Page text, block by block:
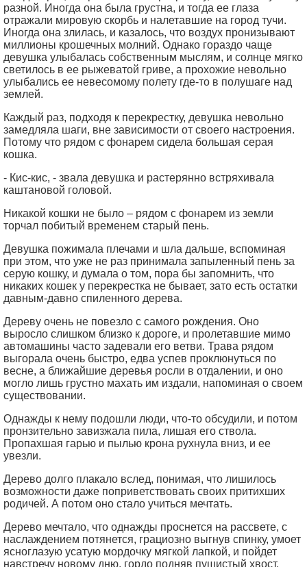
разной. Иногда она была грустна, и тогда ее глаза
отражали мировую скорбь и налетавшие на город тучи.
Иногда она злилась, и казалось, что воздух пронизывают
миллионы крошечных молний. Однако гораздо чаще
девушка улыбалась собственным мыслям, и солнце мягко
светилось в ее рыжеватой гриве, а прохожие невольно
улыбались ее невесомому полету где-то в полушаге над
землей.
Каждый раз, подходя к перекрестку, девушка невольно
замедляла шаги, вне зависимости от своего настроения.
Потому что рядом с фонарем сидела большая серая
кошка.
- Кис-кис, - звала девушка и растерянно встряхивала
каштановой головой.
Никакой кошки не было – рядом с фонарем из земли
торчал побитый временем старый пень.
Девушка пожимала плечами и шла дальше, вспоминая
при этом, что уже не раз принимала запыленный пень за
серую кошку, и думала о том, пора бы запомнить, что
никаких кошек у перекрестка не бывает, зато есть остатки
давным-давно спиленного дерева.
Дереву очень не повезло с самого рождения. Оно
выросло слишком близко к дороге, и пролетавшие мимо
автомашины часто задевали его ветви. Трава рядом
выгорала очень быстро, едва успев проклюнуться по
весне, а ближайшие деревья росли в отдалении, и оно
могло лишь грустно махать им издали, напоминая о своем
существовании.
Однажды к нему подошли люди, что-то обсудили, и потом
пронзительно завизжала пила, лишая его ствола.
Пропахшая гарью и пылью крона рухнула вниз, и ее
увезли.
Дерево долго плакало вслед, понимая, что лишилось
возможности даже поприветствовать своих притихших
родичей. А потом оно стало учиться мечтать.
Дерево мечтало, что однажды проснется на рассвете, с
наслаждением потянется, грациозно выгнув спинку, умоет
ясноглазую усатую мордочку мягкой лапкой, и пойдет
навстречу новому дню, гордо подняв пушистый хвост.